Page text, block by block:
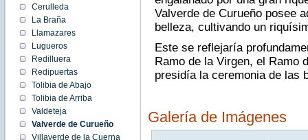
Cerulleda
La Braña
Llamazares
Lugueros
Redilluera
Redipuertas
Tolibia de Abajo
Tolibia de Arriba
Valdeteja
Valverde de Curueño
Villaverde de la Cuerna
Valverde de Curueño posee
belleza, cultivando un
Este se reflejaría
Ramo de la Virgen, el Ramo
presidía la ceremonia de las
Galería de Imágenes